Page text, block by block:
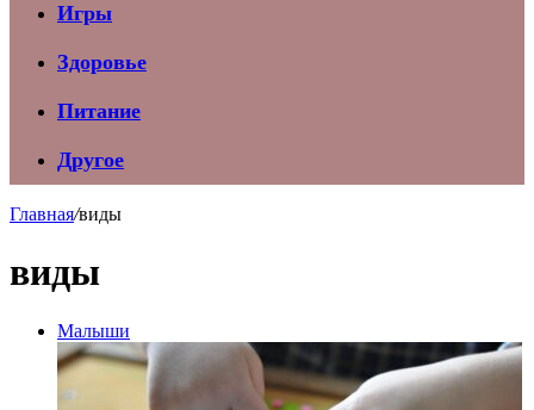
Игры
Здоровье
Питание
Другое
Главная/виды
виды
Малыши